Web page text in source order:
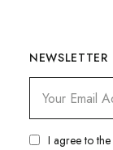
NEWSLETTER
I agree to the